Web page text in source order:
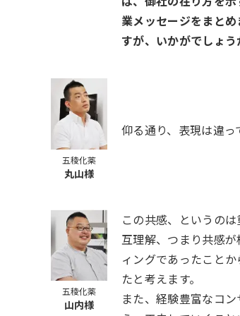
業メッセージをまと
すが、いかがでしょう
五稜化薬
丸山様
仰る通り、表現は違っ
五稜化薬
山内様
この共感、というの
互理解、つまり共感
ィングであったこと
たと考えます。
また、経験豊富なコ